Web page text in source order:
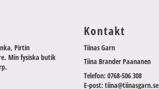
Pirtin
Min fysiska butik
Kontakt
Tiinas Garn
Tiina Brander Paananen
Telefon: 0768-506 308
E-post: tiina@tiinasgarn.se